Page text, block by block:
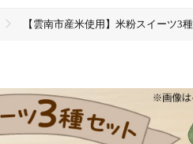
【雲南市産米使用】米粉スイーツ3
焼き菓子
クッキー/タルト/ドーナツ）お菓子 お